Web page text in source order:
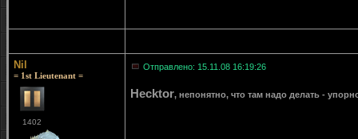
Nil
= 1st Lieutenant =
1402
Отправлено: 15.11.08 16:19:26
Hecktor, непонятно, что там надо делать -